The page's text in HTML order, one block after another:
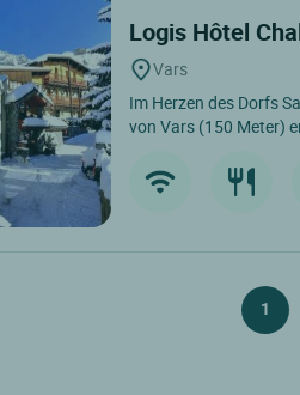
Logis Hôtel
Vars
Im Herzen des Dorfs
von Vars (150 Meter)
1